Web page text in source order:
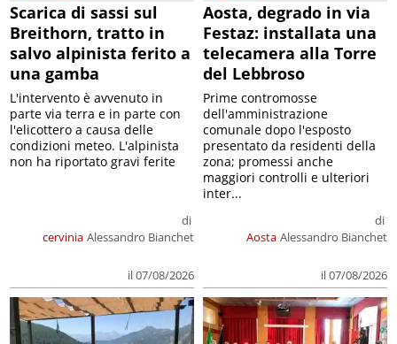
Scarica di sassi sul
Breithorn, tratto in
salvo alpinista ferito a
una gamba
cervinia
di
Alessandro Bianchet
il 07/08/2026
L'intervento è avvenuto in
parte via terra e in parte con
l'elicottero a causa delle
condizioni meteo. L'alpinista
non ha riportato gravi ferite
Aosta, degrado in via
Festaz: installata una
telecamera alla Torre
del Lebbroso
Aosta
di
Alessandro Bianchet
il 07/08/2026
Prime contromosse
dell'amministrazione
comunale dopo l'esposto
presentato da residenti della
zona; promessi anche
maggiori controlli e ulteriori
inter...